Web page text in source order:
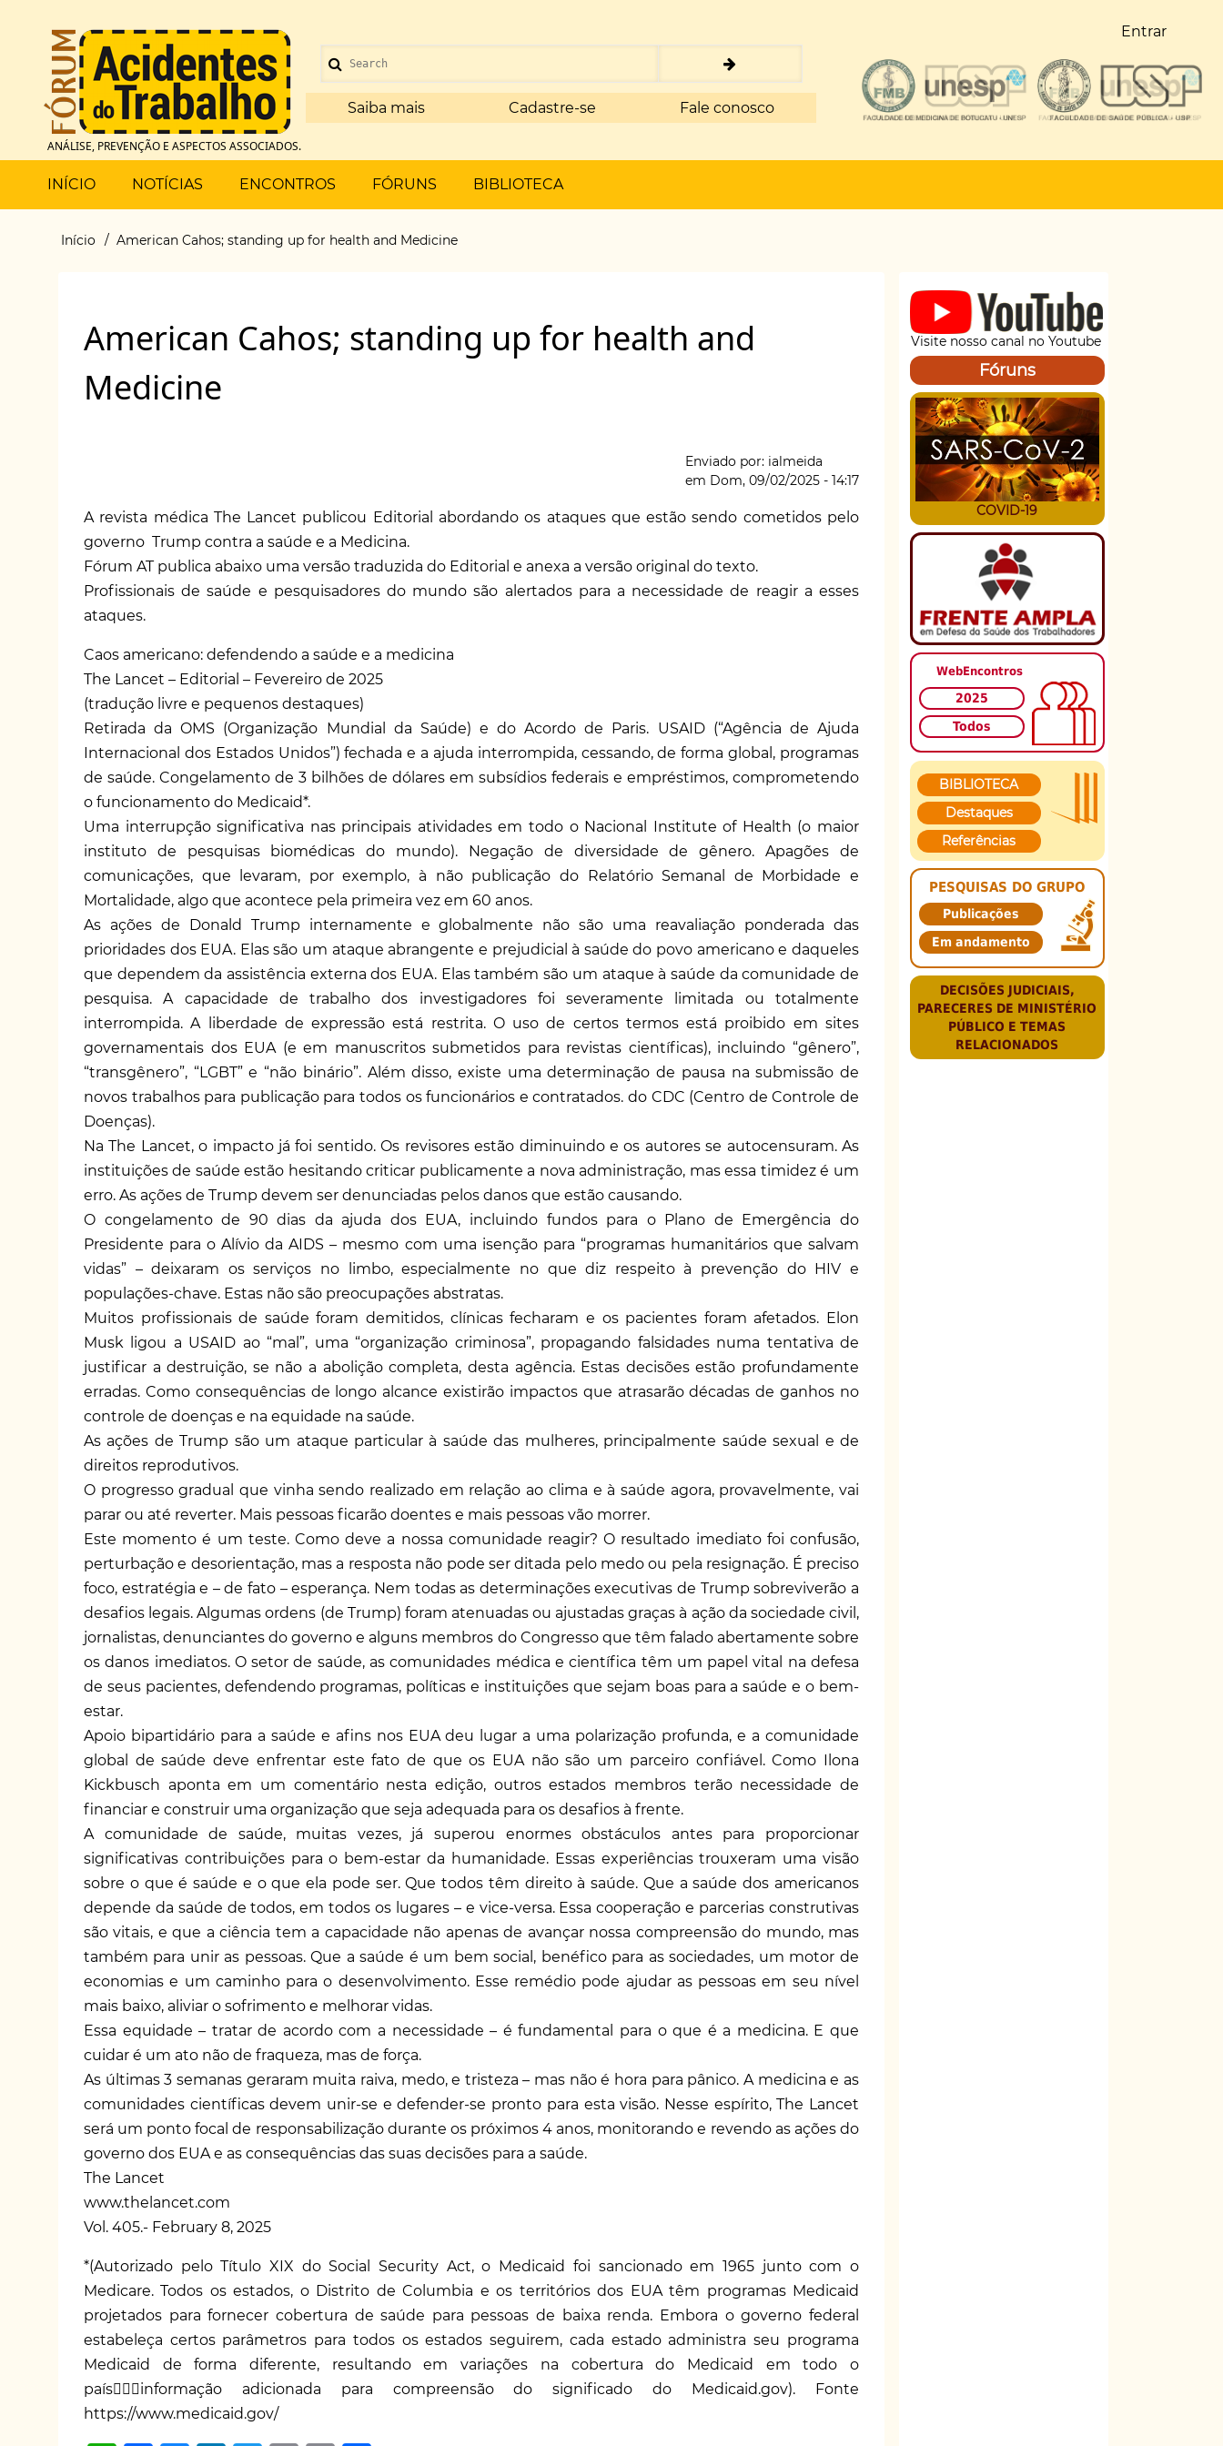
conteúdo
principal
ANÁLISE, PREVENÇÃO E ASPECTOS ASSOCIADOS.
Menu
de
conta
de
usuário
Entrar
Saiba mais Cadastre-se Fale conosco
Main
menu
INÍCIO NOTÍCIAS ENCONTROS FÓRUNS BIBLIOTECA
Trilha
navegação
Início American Cahos; standing up for health and Medicine
American Cahos; standing up for health and
Medicine
Enviado por: ialmeida
em Dom, 09/02/2025 - 14:17
A revista médica The Lancet publicou Editorial abordando os ataques que estão sendo cometidos pelo
governo Trump contra a saúde e a Medicina.
Fórum AT publica abaixo uma versão traduzida do Editorial e anexa a versão original do texto.
Profissionais de saúde e pesquisadores do mundo são alertados para a necessidade de reagir a esses
ataques.
Caos americano: defendendo a saúde e a medicina
The Lancet – Editorial – Fevereiro de 2025
(tradução livre e pequenos destaques)
Retirada da OMS (Organização Mundial da Saúde) e do Acordo de Paris. USAID (“Agência de Ajuda
Internacional dos Estados Unidos”) fechada e a ajuda interrompida, cessando, de forma global, programas
de saúde. Congelamento de 3 bilhões de dólares em subsídios federais e empréstimos, comprometendo
o funcionamento do Medicaid*.
Uma interrupção significativa nas principais atividades em todo o Nacional Institute of Health (o maior
instituto de pesquisas biomédicas do mundo). Negação de diversidade de gênero. Apagões de
comunicações, que levaram, por exemplo, à não publicação do Relatório Semanal de Morbidade e
Mortalidade, algo que acontece pela primeira vez em 60 anos.
As ações de Donald Trump internamente e globalmente não são uma reavaliação ponderada das
prioridades dos EUA. Elas são um ataque abrangente e prejudicial à saúde do povo americano e daqueles
que dependem da assistência externa dos EUA. Elas também são um ataque à saúde da comunidade de
pesquisa. A capacidade de trabalho dos investigadores foi severamente limitada ou totalmente
interrompida. A liberdade de expressão está restrita. O uso de certos termos está proibido em sites
governamentais dos EUA (e em manuscritos submetidos para revistas científicas), incluindo “gênero”,
“transgênero”, “LGBT” e “não binário”. Além disso, existe uma determinação de pausa na submissão de
novos trabalhos para publicação para todos os funcionários e contratados. do CDC (Centro de Controle de
Doenças).
Na The Lancet, o impacto já foi sentido. Os revisores estão diminuindo e os autores se autocensuram. As
instituições de saúde estão hesitando criticar publicamente a nova administração, mas essa timidez é um
erro. As ações de Trump devem ser denunciadas pelos danos que estão causando.
O congelamento de 90 dias da ajuda dos EUA, incluindo fundos para o Plano de Emergência do
Presidente para o Alívio da AIDS – mesmo com uma isenção para “programas humanitários que salvam
vidas” – deixaram os serviços no limbo, especialmente no que diz respeito à prevenção do HIV e
populações-chave. Estas não são preocupações abstratas.
Muitos profissionais de saúde foram demitidos, clínicas fecharam e os pacientes foram afetados. Elon
Musk ligou a USAID ao “mal”, uma “organização criminosa”, propagando falsidades numa tentativa de
justificar a destruição, se não a abolição completa, desta agência. Estas decisões estão profundamente
erradas. Como consequências de longo alcance existirão impactos que atrasarão décadas de ganhos no
controle de doenças e na equidade na saúde.
As ações de Trump são um ataque particular à saúde das mulheres, principalmente saúde sexual e de
direitos reprodutivos.
O progresso gradual que vinha sendo realizado em relação ao clima e à saúde agora, provavelmente, vai
parar ou até reverter. Mais pessoas ficarão doentes e mais pessoas vão morrer.
Este momento é um teste. Como deve a nossa comunidade reagir? O resultado imediato foi confusão,
perturbação e desorientação, mas a resposta não pode ser ditada pelo medo ou pela resignação. É preciso
foco, estratégia e – de fato – esperança. Nem todas as determinações executivas de Trump sobreviverão a
desafios legais. Algumas ordens (de Trump) foram atenuadas ou ajustadas graças à ação da sociedade civil,
jornalistas, denunciantes do governo e alguns membros do Congresso que têm falado abertamente sobre
os danos imediatos. O setor de saúde, as comunidades médica e científica têm um papel vital na defesa
de seus pacientes, defendendo programas, políticas e instituições que sejam boas para a saúde e o bem-
estar.
Apoio bipartidário para a saúde e afins nos EUA deu lugar a uma polarização profunda, e a comunidade
global de saúde deve enfrentar este fato de que os EUA não são um parceiro confiável. Como Ilona
Kickbusch aponta em um comentário nesta edição, outros estados membros terão necessidade de
financiar e construir uma organização que seja adequada para os desafios à frente.
A comunidade de saúde, muitas vezes, já superou enormes obstáculos antes para proporcionar
significativas contribuições para o bem-estar da humanidade. Essas experiências trouxeram uma visão
sobre o que é saúde e o que ela pode ser. Que todos têm direito à saúde. Que a saúde dos americanos
depende da saúde de todos, em todos os lugares – e vice-versa. Essa cooperação e parcerias construtivas
são vitais, e que a ciência tem a capacidade não apenas de avançar nossa compreensão do mundo, mas
também para unir as pessoas. Que a saúde é um bem social, benéfico para as sociedades, um motor de
economias e um caminho para o desenvolvimento. Esse remédio pode ajudar as pessoas em seu nível
mais baixo, aliviar o sofrimento e melhorar vidas.
Essa equidade – tratar de acordo com a necessidade – é fundamental para o que é a medicina. E que
cuidar é um ato não de fraqueza, mas de força.
As últimas 3 semanas geraram muita raiva, medo, e tristeza – mas não é hora para pânico. A medicina e as
comunidades científicas devem unir-se e defender-se pronto para esta visão. Nesse espírito, The Lancet
será um ponto focal de responsabilização durante os próximos 4 anos, monitorando e revendo as ações do
governo dos EUA e as consequências das suas decisões para a saúde.
The Lancet
www.thelancet.com
Vol. 405.- February 8, 2025
*(Autorizado pelo Título XIX do Social Security Act, o Medicaid foi sancionado em 1965 junto com o
Medicare. Todos os estados, o Distrito de Columbia e os territórios dos EUA têm programas Medicaid
projetados para fornecer cobertura de saúde para pessoas de baixa renda. Embora o governo federal
estabeleça certos parâmetros para todos os estados seguirem, cada estado administra seu programa
Medicaid de forma diferente, resultando em variações na cobertura do Medicaid em todo o
país􀀁􀒌􀀁informação adicionada para compreensão do significado do Medicaid.gov). Fonte
https://www.medicaid.gov/
Visite nosso canal no Youtube
Fóruns
COVID-19
WebEncontros
2025
Todos
BIBLIOTECA
Destaques
Referências
PESQUISAS DO GRUPO
Publicações
Em andamento
DECISÕES JUDICIAIS,
PARECERES DE MINISTÉRIO
PÚBLICO E TEMAS
RELACIONADOS